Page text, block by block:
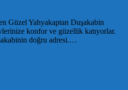
Güzel Yahyakaptan Duşakabin
konfor ve güzellik katıyorlar.
doğru adresi.…